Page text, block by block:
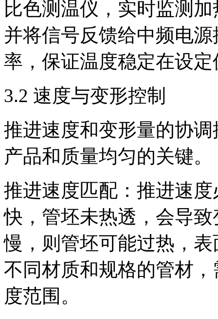
比色测温仪，实时监测
并将信号反馈给中频电
率，保证温度稳定在设
3.2 速度与变形控制
推进速度和变形量的协
产品和质量均匀的关键。
推进速度匹配：推进速
快，管坯未热透，会导
慢，则管坯可能过热，
不同材质和规格的管材
度范围。